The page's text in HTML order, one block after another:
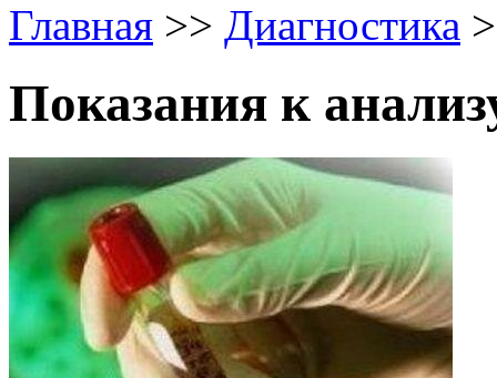
Главная >> Диагностика
Показания к